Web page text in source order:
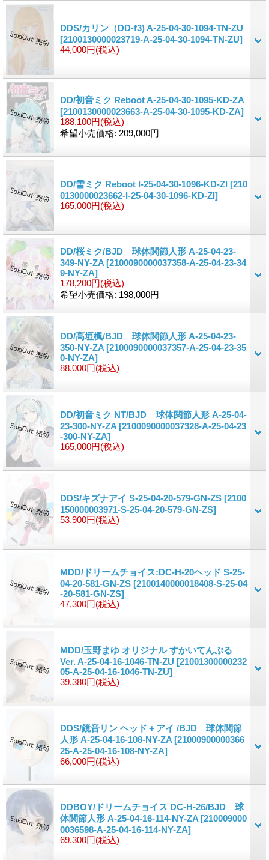
DDS/カリン（DD-f3) A-25-04-30-1094-TN-ZU
[2100130000023719-A-25-04-30-1094-TN-ZU]
44,000円(税込)
DD/初音ミク Reboot A-25-04-30-1095-KD-ZA
[2100130000023663-A-25-04-30-1095-KD-ZA]
188,100円(税込)
希望小売価格: 209,000円
DD/雪ミク Reboot I-25-04-30-1096-KD-ZI [210
0130000023662-I-25-04-30-1096-KD-ZI]
165,000円(税込)
DD/桜ミク/BJD 球体関節人形 A-25-04-23-
349-NY-ZA [2100090000037358-A-25-04-23-34
9-NY-ZA]
178,200円(税込)
希望小売価格: 198,000円
DD/高垣楓/BJD 球体関節人形 A-25-04-23-
350-NY-ZA [2100090000037357-A-25-04-23-35
0-NY-ZA]
88,000円(税込)
DD/初音ミク NT/BJD 球体関節人形 A-25-04-
23-300-NY-ZA [2100090000037328-A-25-04-23
-300-NY-ZA]
165,000円(税込)
DDS/キズナアイ S-25-04-20-579-GN-ZS [2100
150000003971-S-25-04-20-579-GN-ZS]
53,900円(税込)
MDD/ドリームチョイス:DC-H-20ヘッド S-25-
04-20-581-GN-ZS [2100140000018408-S-25-04
-20-581-GN-ZS]
47,300円(税込)
MDD/玉野まゆ オリジナル すかいてんぷる
Ver. A-25-04-16-1046-TN-ZU [21001300000232
05-A-25-04-16-1046-TN-ZU]
39,380円(税込)
DDS/鏡音リン ヘッド＋アイ /BJD 球体関節
人形 A-25-04-16-108-NY-ZA [21000900000366
25-A-25-04-16-108-NY-ZA]
66,000円(税込)
DDBOY/ドリームチョイス DC-H-26/BJD 球
体関節人形 A-25-04-16-114-NY-ZA [210009000
0036598-A-25-04-16-114-NY-ZA]
69,300円(税込)